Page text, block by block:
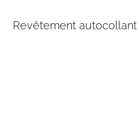
Revêtement autocollant